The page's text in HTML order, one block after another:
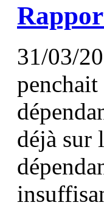
31/03/
penchait
déjà sur